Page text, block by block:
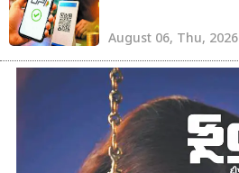
August 06, Thu, 2026